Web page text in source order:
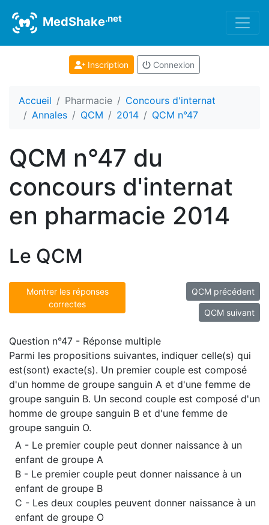
MedShake.net
Inscription Connexion
Accueil Pharmacie
Concours d'internat
Annales
QCM 2014 QCM n°47
QCM n°47 du
concours d'internat
en pharmacie 2014
Le QCM
Montrer les réponses
correctes
QCM précédent
QCM suivant
Question n°47 - Réponse multiple
Parmi les propositions suivantes, indiquer celle(s) qui
est(sont) exacte(s). Un premier couple est composé
d'un homme de groupe sanguin A et d'une femme de
groupe sanguin B. Un second couple est composé d'un
homme de groupe sanguin B et d'une femme de
groupe sanguin O.
A - Le premier couple peut donner naissance à un
enfant de groupe A
B - Le premier couple peut donner naissance à un
enfant de groupe B
C - Les deux couples peuvent donner naissance à un
enfant de groupe O